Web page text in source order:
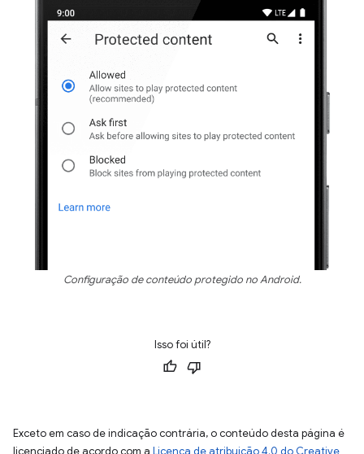
Configuração de conteúdo protegido no Android.
Isso foi útil?
Exceto em caso de indicação contrária, o conteúdo desta página é